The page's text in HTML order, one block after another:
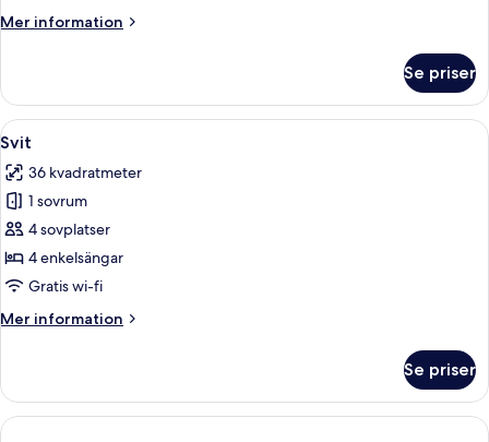
Mer information
Mer
Se priser
Öppna
alla
foton
för
Svit
Ett hotellrum med en stor säng, en
9
Svit
36 kvadratmeter
1 sovrum
4 sovplatser
4 enkelsängar
Gratis wi-fi
Mer information
Mer
Se priser